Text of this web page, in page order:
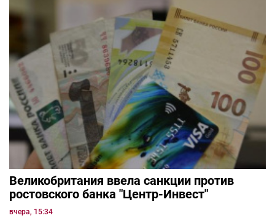
Великобритания ввела санкции против
ростовского банка "Центр-Инвест"
вчера, 15:34